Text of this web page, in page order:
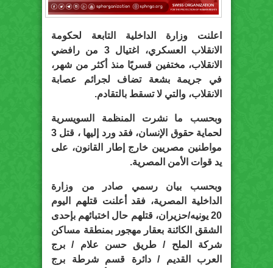
اعلنت وزارة الداخلية التابعة لحكومة
الانقلاب العسكري، اغتيال 3 من رافضي
الانقلاب، مختفين قسريًا منذ أكثر من شهر،
في جريمة بشعة تضاف لجرائم عصابة
الانقلاب، والتي لا تسقط بالتقادم.
وبحسب ما نشرت المنظمة السويسرية
لحماية حقوق الإنسان، فقد ورد إليها ، قتل 3
مواطنين مصريين خارج إطار القانون، على
يد قوات الأمن المصرية.
وبحسب بيان رسمي صادر من وزارة
الداخلية المصرية، فقد أعلنت قتلهم اليوم
20 يونيه/حزيران، قتلهم حال اختبائهم بإحدى
الشقق الكائنة بعقار مهجور بمنطقة مساكن
شركة الملح / طريق حسن علام / برج
العرب القديم / دائرة قسم شرطة برج